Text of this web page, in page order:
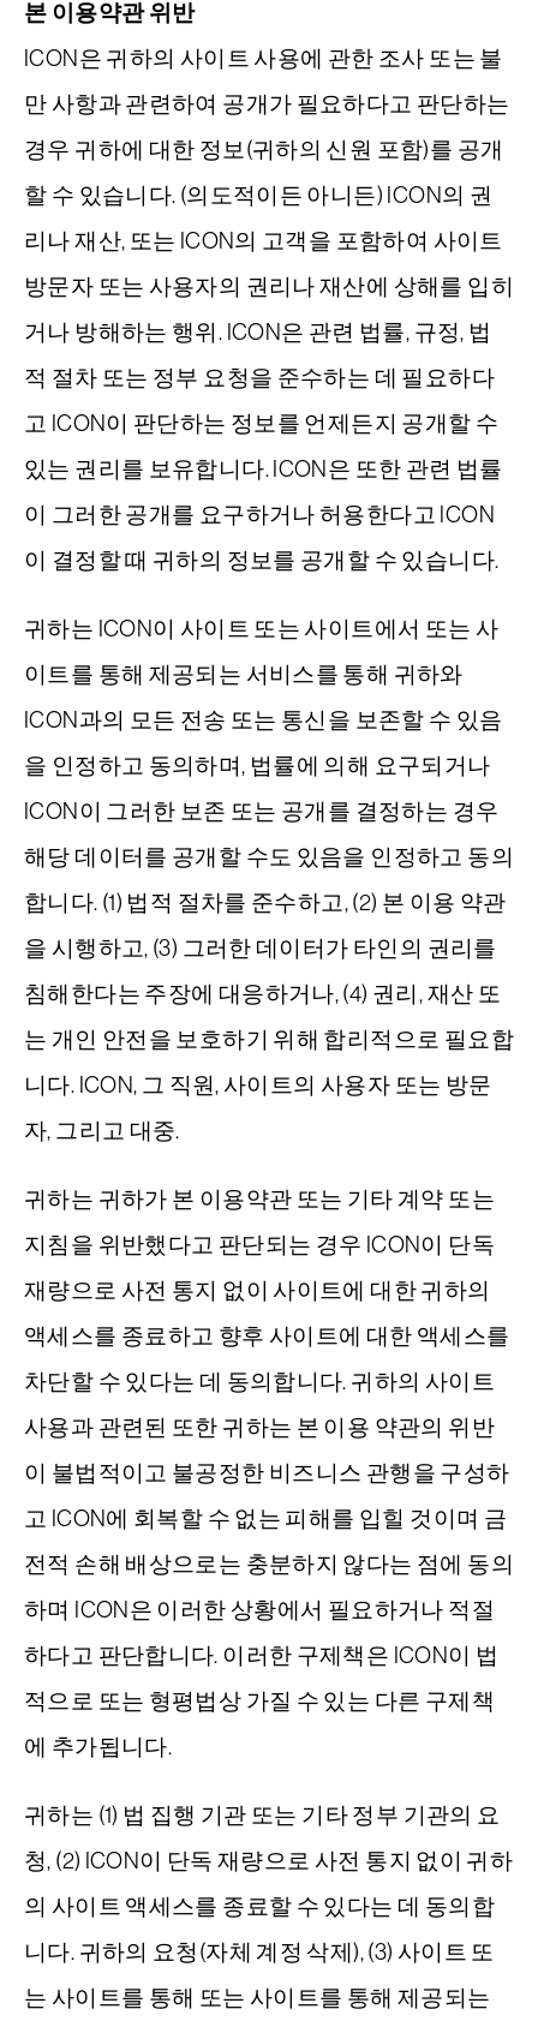
본 이용약관 위반
ICON은 귀하의 사이트 사용에 관한 조사 또는 불
만 사항과 관련하여 공개가 필요하다고 판단하는
경우 귀하에 대한 정보(귀하의 신원 포함)를 공개
할 수 있습니다. (의도적이든 아니든) ICON의 권
리나 재산, 또는 ICON의 고객을 포함하여 사이트
방문자 또는 사용자의 권리나 재산에 상해를 입히
거나 방해하는 행위. ICON은 관련 법률, 규정, 법
적 절차 또는 정부 요청을 준수하는 데 필요하다
고 ICON이 판단하는 정보를 언제든지 공개할 수
있는 권리를 보유합니다. ICON은 또한 관련 법률
이 그러한 공개를 요구하거나 허용한다고 ICON
이 결정할 때 귀하의 정보를 공개할 수 있습니다.
귀하는 ICON이 사이트 또는 사이트에서 또는 사
이트를 통해 제공되는 서비스를 통해 귀하와
ICON과의 모든 전송 또는 통신을 보존할 수 있음
을 인정하고 동의하며, 법률에 의해 요구되거나
ICON이 그러한 보존 또는 공개를 결정하는 경우
해당 데이터를 공개할 수도 있음을 인정하고 동의
합니다. (1) 법적 절차를 준수하고, (2) 본 이용 약관
을 시행하고, (3) 그러한 데이터가 타인의 권리를
침해한다는 주장에 대응하거나, (4) 권리, 재산 또
는 개인 안전을 보호하기 위해 합리적으로 필요합
니다. ICON, 그 직원, 사이트의 사용자 또는 방문
자, 그리고 대중.
귀하는 귀하가 본 이용약관 또는 기타 계약 또는
지침을 위반했다고 판단되는 경우 ICON이 단독
재량으로 사전 통지 없이 사이트에 대한 귀하의
액세스를 종료하고 향후 사이트에 대한 액세스를
차단할 수 있다는 데 동의합니다. 귀하의 사이트
사용과 관련된 또한 귀하는 본 이용 약관의 위반
이 불법적이고 불공정한 비즈니스 관행을 구성하
고 ICON에 회복할 수 없는 피해를 입힐 것이며 금
전적 손해 배상으로는 충분하지 않다는 점에 동의
하며 ICON은 이러한 상황에서 필요하거나 적절
하다고 판단합니다. 이러한 구제책은 ICON이 법
적으로 또는 형평법상 가질 수 있는 다른 구제책
에 추가됩니다.
귀하는 (1) 법 집행 기관 또는 기타 정부 기관의 요
청, (2) ICON이 단독 재량으로 사전 통지 없이 귀하
의 사이트 액세스를 종료할 수 있다는 데 동의합
니다. 귀하의 요청(자체 계정 삭제), (3) 사이트 또
는 사이트를 통해 또는 사이트를 통해 제공되는